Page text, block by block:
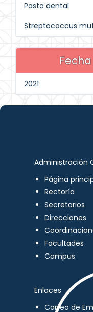
Pasta dental
Streptococcus
2021
Administración
Página
Rectoría
Secretarios
Direcciones
Facultades
Campus
Enlaces
Correo de